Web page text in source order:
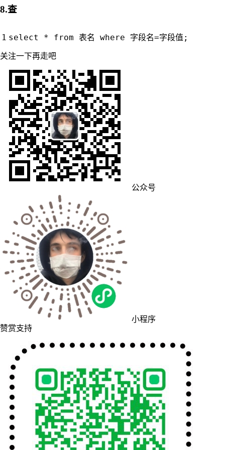
8.查
select * from 表名 where 字段名=字段值 ;
关注一下再走吧
公众号
小程序
赞赏支持